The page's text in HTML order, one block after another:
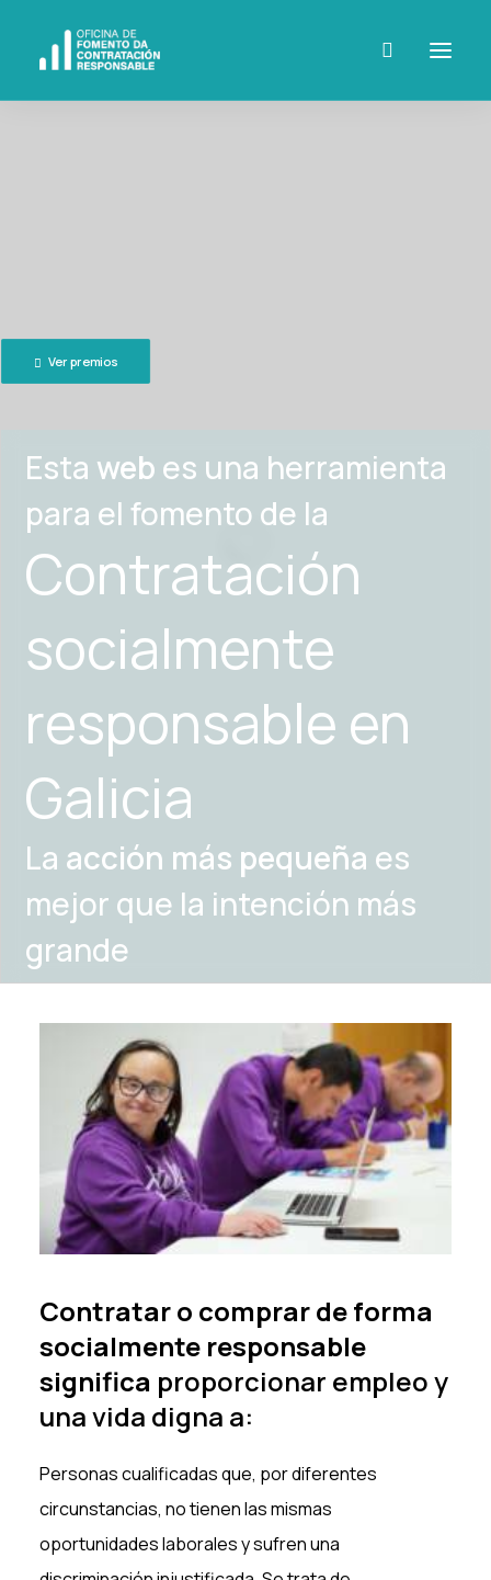
Ver premios
Esta web es una herramienta
para el fomento de la
Contratación
socialmente
responsable en
Galicia
La acción más pequeña es
mejor que la intención más
grande
Contratar o comprar de forma
socialmente responsable
significa proporcionar empleo y
una vida digna a:
Personas cualificadas que, por diferentes
circunstancias, no tienen las mismas
oportunidades laborales y sufren una